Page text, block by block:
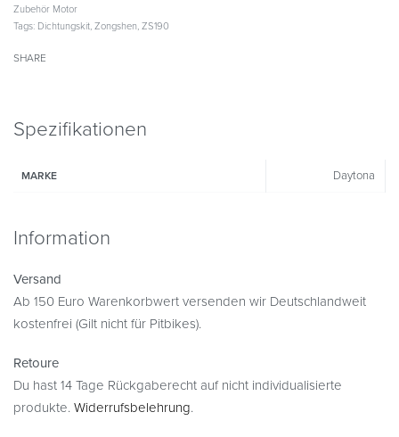
Zubehör Motor
Tags: Dichtungskit, Zongshen, ZS190
SHARE
Spezifikationen
MARKE Daytona
Information
Versand
Ab 150 Euro Warenkorbwert versenden wir Deutschlandweit
kostenfrei (Gilt nicht für Pitbikes).
Retoure
Du hast 14 Tage Rückgaberecht auf nicht individualisierte
produkte. Widerrufsbelehrung.